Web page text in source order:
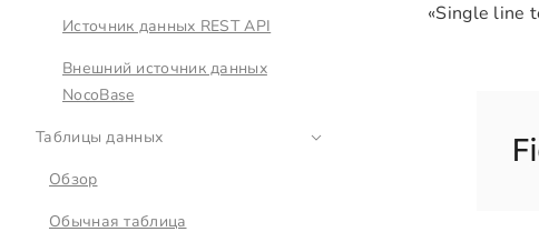
Источник данных REST API
Внешний источник данных
NocoBase
Таблицы данных
Обзор
Обычная таблица
«Single line